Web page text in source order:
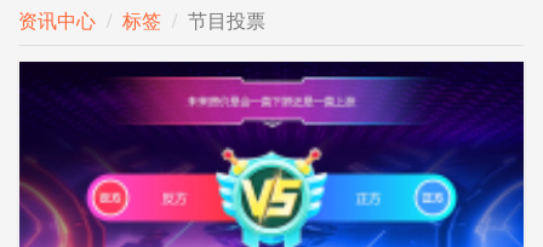
资讯中心 标签 节目投票